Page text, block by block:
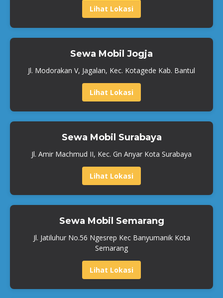
Lihat Lokasi
Sewa Mobil Jogja
Jl. Modorakan V, Jagalan, Kec. Kotagede Kab. Bantul
Lihat Lokasi
Sewa Mobil Surabaya
Jl. Amir Machmud II, Kec. Gn Anyar Kota Surabaya
Lihat Lokasi
Sewa Mobil Semarang
Jl. Jatiluhur No.56 Ngesrep Kec Banyumanik Kota
Semarang
Lihat Lokasi